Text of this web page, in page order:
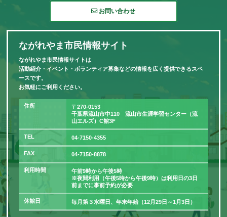
お問い合わせ
ながれやま市民情報サイト
ながれやま市民情報サイトは
活動紹介・イベント・ボランティア募集などの情報を広く提供できるスペ
ースです。
お気軽にご利用ください。
住所
〒270-0153
千葉県流山市中110 流山市生涯学習センター（流
山エルズ）C館3F
TEL 04-7150-4355
FAX 04-7150-8878
利用時間
午前9時から午後5時
※夜間利用（午後5時から午後9時）は利用日の3日
前までに事前予約が必要
休館日 毎月第３水曜日、年末年始（12月29日～1月3日）